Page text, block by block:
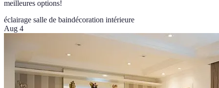
meilleures options!
éclairage salle de baindécoration intérieure
Aug 4